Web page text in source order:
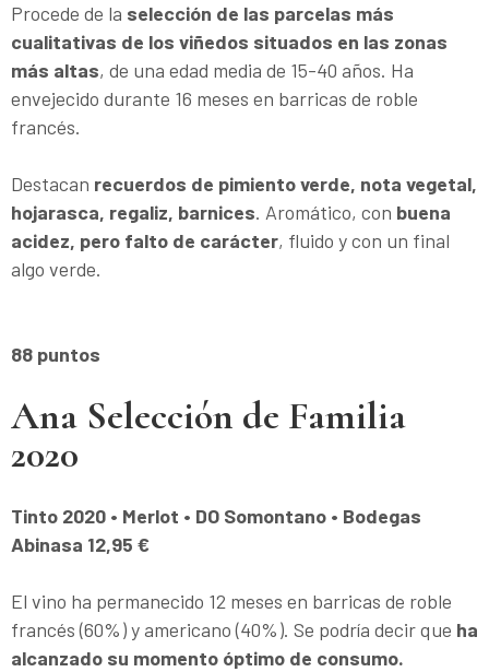
Procede de la selección de las parcelas más
cualitativas de los viñedos situados en las zonas
más altas, de una edad media de 15-40 años. Ha
envejecido durante 16 meses en barricas de roble
francés.
Destacan recuerdos de pimiento verde, nota vegetal,
hojarasca, regaliz, barnices. Aromático, con buena
acidez, pero falto de carácter, fluido y con un final
algo verde.
88 puntos
Ana Selección de Familia
2020
Tinto 2020 • Merlot • DO Somontano • Bodegas
Abinasa 12,95 €
El vino ha permanecido 12 meses en barricas de roble
francés (60%) y americano (40%). Se podría decir que ha
alcanzado su momento óptimo de consumo.